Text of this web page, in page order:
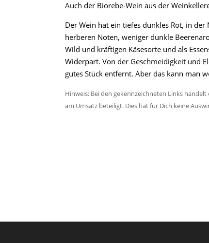
Auch der Biorebe-Wein aus der
Der Wein hat ein tiefes dunkles Rot, in
herberen Noten, weniger dunkle
Wild und kräftigen Käsesorte und als
Widerpart. Von der Geschmeidigkeit und
gutes Stück entfernt. Aber das kann man
Hinweis: Bei den gekennzeichneten Links
am Umsatz beteiligt. Dies hat für Dich keine